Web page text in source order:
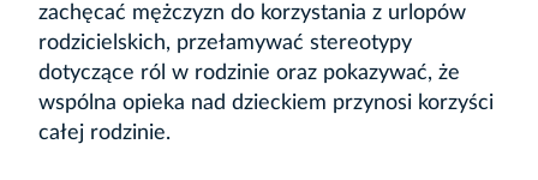
zachęcać mężczyzn do korzystania z urlopów
rodzicielskich, przełamywać stereotypy
dotyczące ról w rodzinie oraz pokazywać, że
wspólna opieka nad dzieckiem przynosi korzyści
całej rodzinie.